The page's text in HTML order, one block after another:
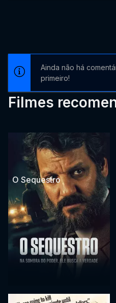
Ainda não há
primeiro!
Filmes
O Sequestro